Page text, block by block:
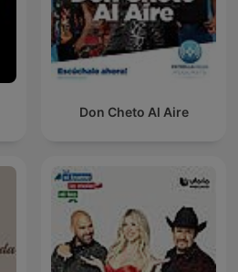
Don Cheto Al Aire